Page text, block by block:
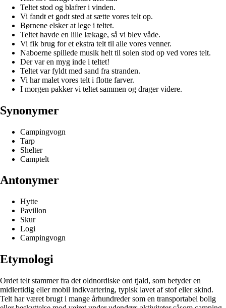
Teltet stod og blafrer i vinden.
Vi fandt et godt sted at sætte vores telt op.
Børnene elsker at lege i teltet.
Teltet havde en lille lækage, så vi blev våde.
Vi fik brug for et ekstra telt til alle vores venner.
Naboerne spillede musik helt til solen stod op ved vores telt.
Der var en myg inde i teltet!
Teltet var fyldt med sand fra stranden.
Vi har malet vores telt i flotte farver.
I morgen pakker vi teltet sammen og drager videre.
Synonymer
Campingvogn
Tarp
Shelter
Camptelt
Antonymer
Hytte
Pavillon
Skur
Logi
Campingvogn
Etymologi
Ordet telt stammer fra det oldnordiske ord tjald, som betyder en
midlertidig eller mobil indkvartering, typisk lavet af stof eller skind.
Telt har været brugt i mange århundreder som en transportabel bolig